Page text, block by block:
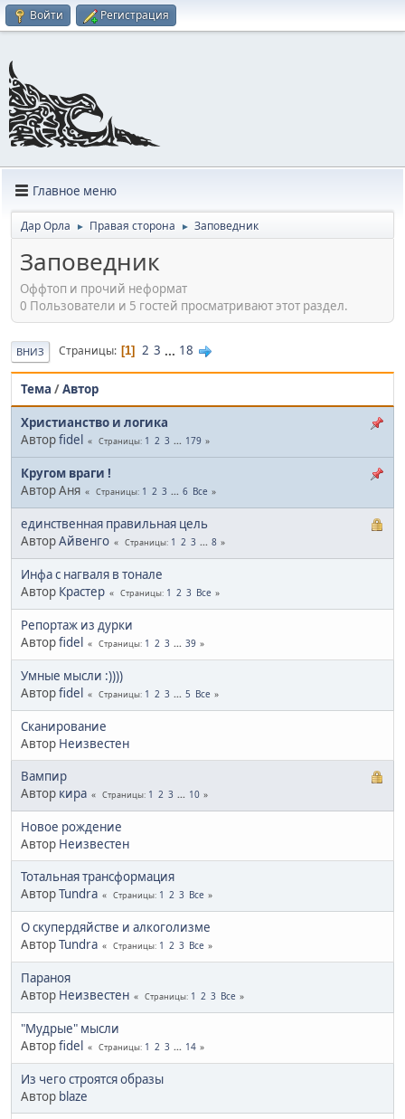
Войти Регистрация
Главное меню
Дар Орла ► Правая сторона ► Заповедник
Заповедник
Оффтоп и прочий неформат
0 Пользователи и 5 гостей просматривают этот раздел.
ВНИЗ Страницы 1 2 3 ... 18
Тема /Автор
Христианство и логика
Авторfidel Страницы 1 2 3 ... 179
Кругом враги !
Автор Аня
Страницы 1 2 3 ... 6 Все
единственная правильная цель
АвторАйвенго Страницы 1 2 3 ... 8
Инфа с нагваля в тонале
Автор Крастер Страницы 1 2 3 Все
Репортаж из дурки
Авторfidel Страницы 1 2 3 ... 39
Умные мысли :))))
Авторfidel Страницы 1 2 3 ... 5 Все
Сканирование
Автор Неизвестен
Вампир
Автор кира Страницы 1 2 3 ... 10
Новое рождение
Автор Неизвестен
Тотальная трансформация
АвторTundra Страницы 1 2 3 Все
О скупердяйстве и алкоголизме
АвторTundra Страницы 1 2 3 Все
Параноя
Автор Неизвестен Страницы 1 2 3 Все
"Мудрые" мысли
Авторfidel Страницы 1 2 3 ... 14
Из чего строятся образы
Автор blaze